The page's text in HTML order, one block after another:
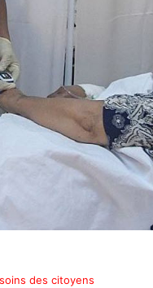
des citoyens